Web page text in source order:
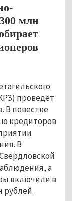
млн
проведёт
В повестке
кредиторов
В
а
включили в
рублей.